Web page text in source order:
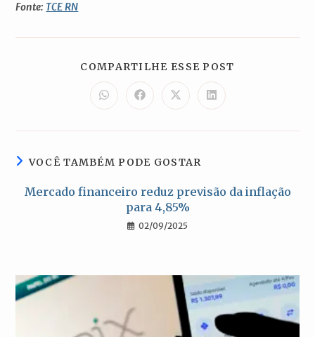
Fonte: TCE RN
COMPARTILHE ESSE POST
Abre
em
nova
Abre
em
nova
Abre
em
nova
Abre
em
nova
VOCÊ TAMBÉM PODE GOSTAR
Mercado financeiro reduz previsão da inflação
para 4,85%
02/09/2025